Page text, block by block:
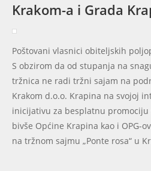
Krakom-a i Grada
Poštovani vlasnici obiteljskih
S obzirom da od stupanja na
tržnica ne radi tržni sajam na
Krakom d.o.o. Krapina na svojoj
inicijativu za besplatnu promociju
bivše Općine Krapina kao i OPG-
na tržnom sajmu „Ponte rosa“ u